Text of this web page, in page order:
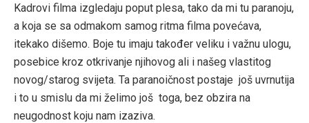
Kadrovi filma izgledaju poput plesa, tako da mi tu paranoju,
a koja se sa odmakom samog ritma filma povećava,
itekako dišemo. Boje tu imaju također veliku i važnu ulogu,
posebice kroz otkrivanje njihovog ali i našeg vlastitog
novog/starog svijeta. Ta paranoičnost postaje još uvrnutija
i to u smislu da mi želimo još toga, bez obzira na
neugodnost koju nam izaziva.